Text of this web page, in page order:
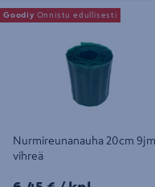
Nurmireunanauha 20cm 9jm
Nurmireunanauha 20cm 9jm
vihreä
6,45€/kpl
Goodiy Onnistu edullisesti